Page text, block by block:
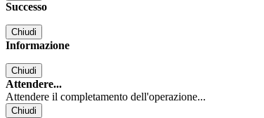
Successo
Chiudi
Informazione
Chiudi
Attendere...
Attendere il completamento dell'operazione...
Chiudi